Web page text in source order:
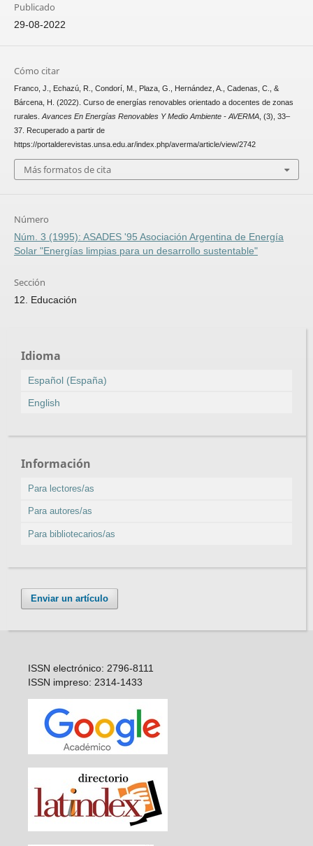
Publicado
29-08-2022
Cómo citar
Franco, J., Echazú, R., Condorí, M., Plaza, G., Hernández, A., Cadenas, C., &
Bárcena, H. (2022). Curso de energías renovables orientado a docentes de zonas
rurales. Avances En Energías Renovables Y Medio Ambiente - AVERMA, (3), 33–
37. Recuperado a partir de
https://portalderevistas.unsa.edu.ar/index.php/averma/article/view/2742
Más formatos de cita
Número
Núm. 3 (1995): ASADES '95 Asociación Argentina de Energía
Solar "Energías limpias para un desarrollo sustentable"
Sección
12. Educación
Idioma
Español (España)
English
Información
Para lectores/as
Para autores/as
Para bibliotecarios/as
Enviar un artículo
ISSN electrónico: 2796-8111
ISSN impreso: 2314-1433